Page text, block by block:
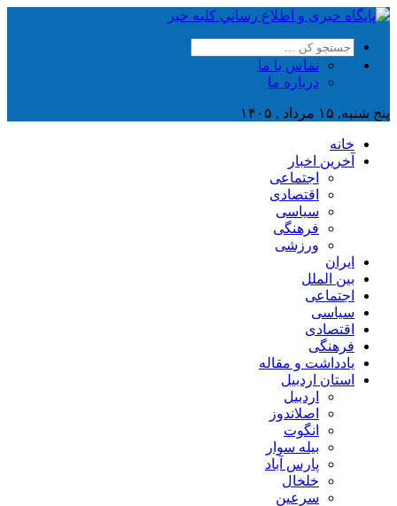
تماس با ما
درباره ما
پنج شنبه, ۱۵ مرداد , ۱۴۰۵
خانه
آخرین اخبار
اجتماعی
اقتصادی
سیاسی
فرهنگی
ورزشی
ایران
بین الملل
اجتماعی
سیاسی
اقتصادی
فرهنگی
یادداشت و مقاله
استان اردبیل
اردبیل
اصلاندوز
انگوت
بیله سوار
پارس آباد
خلخال
سرعین